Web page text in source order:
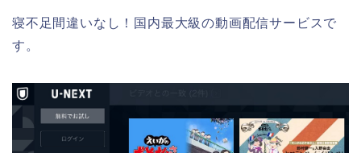
寝不足間違いなし！国内最大級の動画配信サービスで
す。